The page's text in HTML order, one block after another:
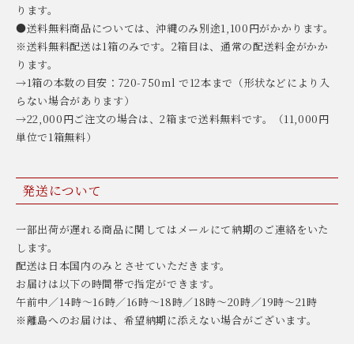
ります。
●送料無料商品については、沖縄のみ別途1,100円がかかります。
※送料無料配送は1箱のみです。2箱目は、通常の配送料金がかか
ります。
→1箱の本数の目安：720-750ml で12本まで（形状などにより入
らない場合があります）
→22,000円ご注文の場合は、2箱まで送料無料です。（11,000円
単位で1箱無料）
発送について
一部出荷が遅れる商品に関してはメールにて納期のご連絡をいた
します。
配送は日本国内のみとさせていただきます。
お届けは以下の時間帯で指定ができます。
午前中／14時〜16時／16時〜18時／18時〜20時／19時〜21時
※離島へのお届けは、希望納期に添えない場合がございます。